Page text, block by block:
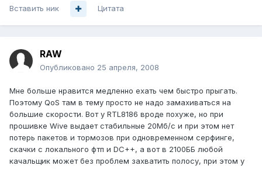
Вставить ник Цитата
RAW
Опубликовано 25 апреля, 2008
Мне больше нравится медленно ехать чем быстро прыгать.
Поэтому QoS там в тему просто не надо замахиваться на
большие скорости. Вот у RTL8186 вроде похуже, но при
прошивке Wive выдает стабильные 20Мб/с и при этом нет
потерь пакетов и тормозов при одновременном серфинге,
скачки с локального фтп и DC++, а вот в 2100ББ любой
качальщик может без проблем захватить полосу, при этом у